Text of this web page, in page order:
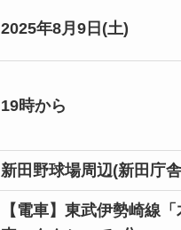
2025年8月9日(土)
19時から
新田野球場周辺(新田庁
【電車】東武伊勢崎線